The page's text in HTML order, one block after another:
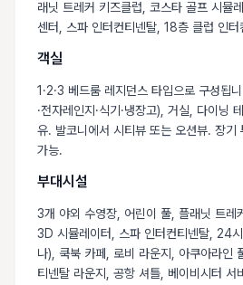
래닛 트레커 키즈클럽, 코스타 골프 시뮬
센터, 스파 인터컨티넨탈, 18층 클럽 인터
객실
1·2·3 베드룸 레지던스 타입으로 구성됩
·전자레인지·식기·냉장고), 거실, 다이닝
유. 발코니에서 시티뷰 또는 오션뷰. 장기
가능.
부대시설
3개 야외 수영장, 어린이 풀, 플래닛 트레
3D 시뮬레이터, 스파 인터컨티넨탈, 24
나), 쿡북 카페, 로비 라운지, 아쿠아라인
티넨탈 라운지, 공항 셔틀, 베이비시터